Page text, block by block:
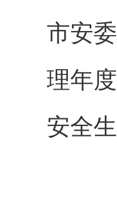
市安
理年
安全